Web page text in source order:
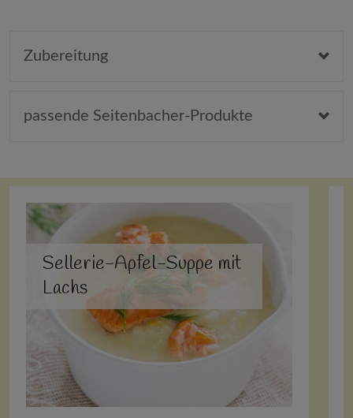
Zubereitung
passende Seitenbacher-Produkte
Sellerie-Apfel-Suppe mit
Lachs